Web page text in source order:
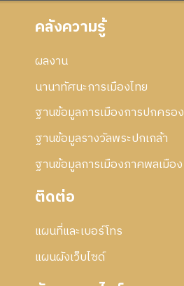
คลังความรู้
ผลงาน
นานาทัศนะการเมืองไทย
ฐานข้อมูลการเมืองการปกครอง
ฐานข้อมูลรางวัลพระปกเกล้า
ฐานข้อมูลการเมืองภาคพลเมือง
ติดต่อ
แผนที่และเบอร์โทร
แผนผังเว็บไซด์